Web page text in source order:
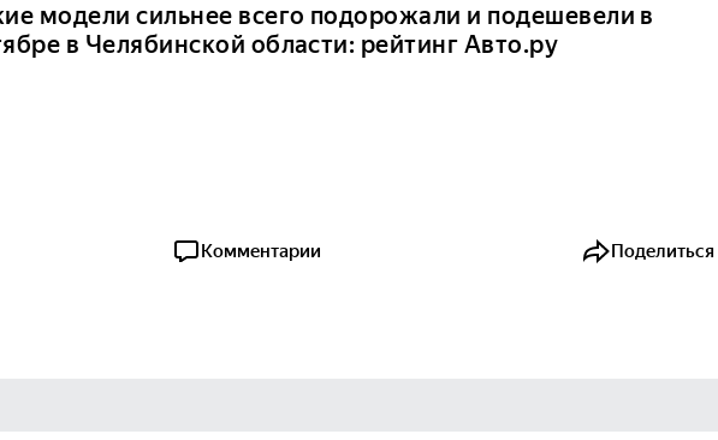
модели сильнее всего подорожали и подешевели в
в Челябинской области: рейтинг Авто.ру
Комментарии Поделиться